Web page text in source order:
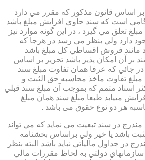
بر اساس قانون مذكور كه مقرر مي دارد
است كه سند حاوي افزايش مبلغ باشد
تعلق مي گيرد ، در اين گونه موارد نيز
دارد ولي بنظر مي رسد در هرجا كه
مانند فروش اقساطي كل مبلغ باشد
بر آن امكان پذير باشد تحرير بر اساس
جائي كه عرفا همان تفاوت مبلغ سند
تفاوت ماخذ محاسبه حق الثبت و
اسناد متمم كه بموجب آن مبلغ سند قبلي
مييابد طبعا مبلغ سند همان مبلغ
هر دو نوع حقوق می باشد .
مندرج در سند تبعيت مي نمايد كه مي تواند
باشد يا خير ولي براساس بخشنامه
در جداول مالياتي نبايد باشد البته بنظر
دولتي به لحاظ مقررات مالي